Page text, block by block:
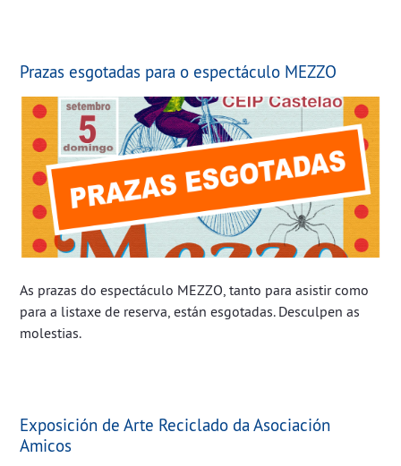
Prazas esgotadas para o espectáculo MEZZO
As prazas do espectáculo MEZZO, tanto para asistir como
para a listaxe de reserva, están esgotadas. Desculpen as
molestias.
Exposición de Arte Reciclado da Asociación
Amicos